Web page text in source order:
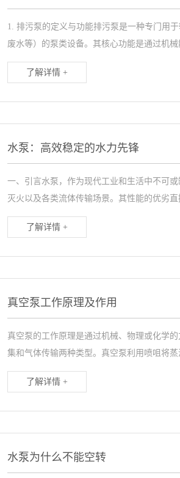
1. 排污泵的定义与功能排污泵是一种专门用
废水等）的泵类设备。其核心功能是通过机
了解详情 +
水泵：高效稳定的水力先锋
一、引言水泵，作为现代工业和生活中不可
灭火以及各类流体传输场景。其性能的优劣
了解详情 +
真空泵工作原理及作用
真空泵的工作原理‌是通过机械、物理或化学
集和气体传输两种类型。真空泵利用喷咀将
了解详情 +
水泵为什么不能空转